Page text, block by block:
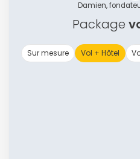
Damien,
Package
Sur mesure Vol + Hôtel